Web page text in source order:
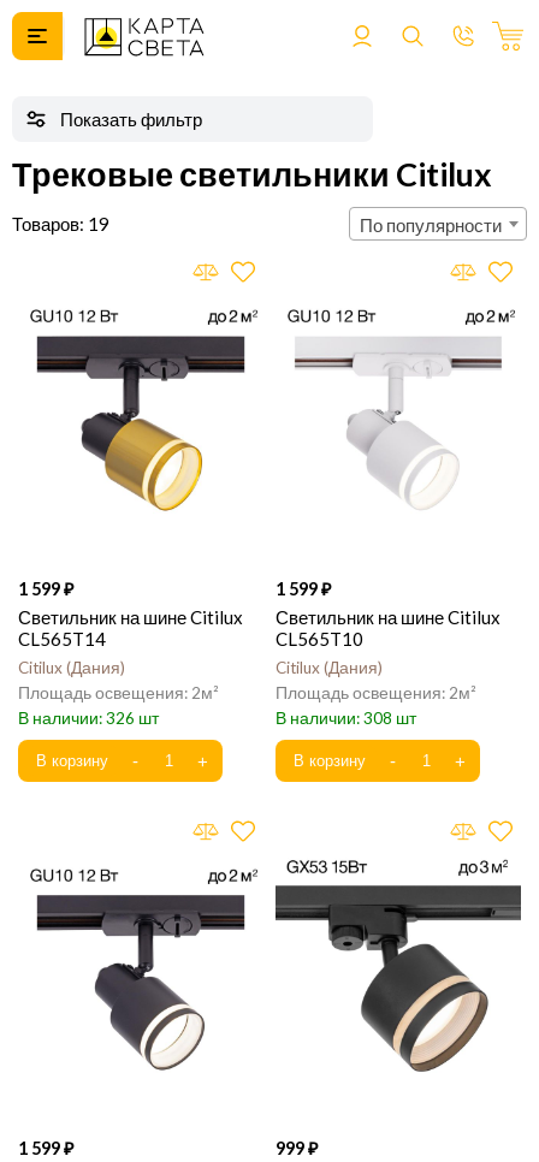
Трековые светильники Citilux
19 По популярности
1 599
Светильник на шине Citilux
CL565T14
Citilux Дания
2
326
1 599
Светильник на шине Citilux
CL565T10
Citilux Дания
2
308
1 599 999